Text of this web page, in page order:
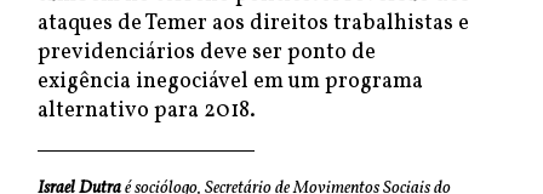
ataques de Temer aos direitos trabalhistas e
previdenciários deve ser ponto de
exigência inegociável em um programa
alternativo para 2018.
Israel Dutraé sociólogo, Secretário de Movimentos Sociais do